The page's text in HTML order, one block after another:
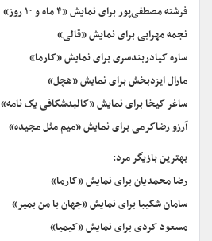
فرشته مصطفی‌پور برای نمایش «۴ ماه و ۱۰ روز»
نجمه مهرابی برای نمایش «قالی»
ساره کیادربندسری برای نمایش «کارما»
مارال ایزدبخش برای نمایش «هچل»
ساغر کیخا برای نمایش «کالبدشکافی یک نامه»
آرزو رضاکرمی برای نمایش «میم مثل مجیده»
بهترین بازیگر مرد:
رضا محمدیان برای نمایش «کارما»
سامان شکیبا برای نمایش «جهان با من بمیر»
مسعود کردی برای نمایش «کیمیا»